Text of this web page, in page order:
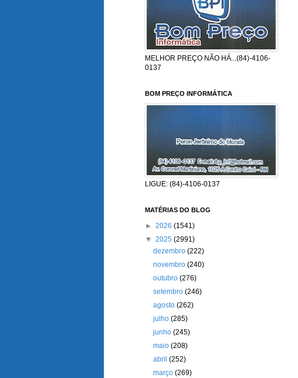
MELHOR PREÇO NÃO HÁ...(84)-4106-
0137
BOM PREÇO INFORMÁTICA
LIGUE: (84)-4106-0137
MATÉRIAS DO BLOG
► 2026 (1541)
▼ 2025 (2991)
dezembro(222)
novembro(240)
outubro(276)
setembro(246)
agosto(262)
julho(285)
junho(245)
maio(208)
abril(252)
março(269)